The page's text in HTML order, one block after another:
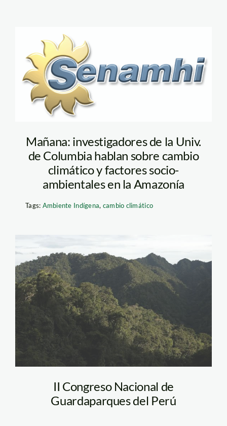
logo_senamhi_pe
Mañana: investigadores de la Univ.
de Columbia hablan sobre cambio
climático y factores socio-
ambientales en la Amazonía
Tags: Ambiente Indígena, cambio climático
II Congreso Nacional de
Guardaparques del Perú